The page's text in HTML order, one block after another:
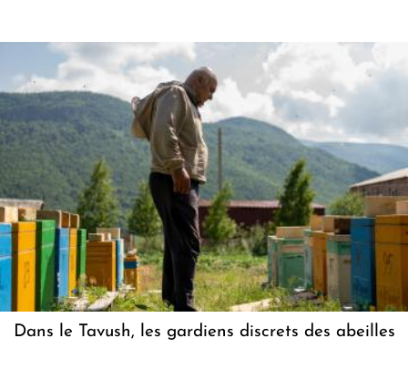
Dans le Tavush, les gardiens discrets des abeilles